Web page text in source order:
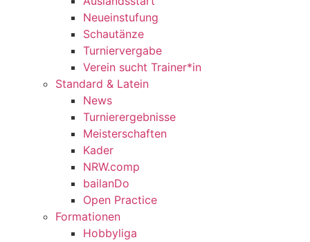
Neueinstufung
Schautänze
Turniervergabe
Verein sucht Trainer*in
Standard & Latein
News
Turnierergebnisse
Meisterschaften
Kader
NRW.comp
bailanDo
Open Practice
Formationen
Hobbyliga